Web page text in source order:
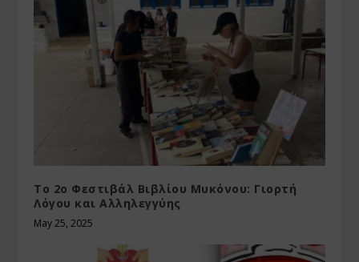
Το 2ο Φεστιβάλ Βιβλίου Μυκόνου: Γιορτή
Λόγου και Αλληλεγγύης
May 25, 2025